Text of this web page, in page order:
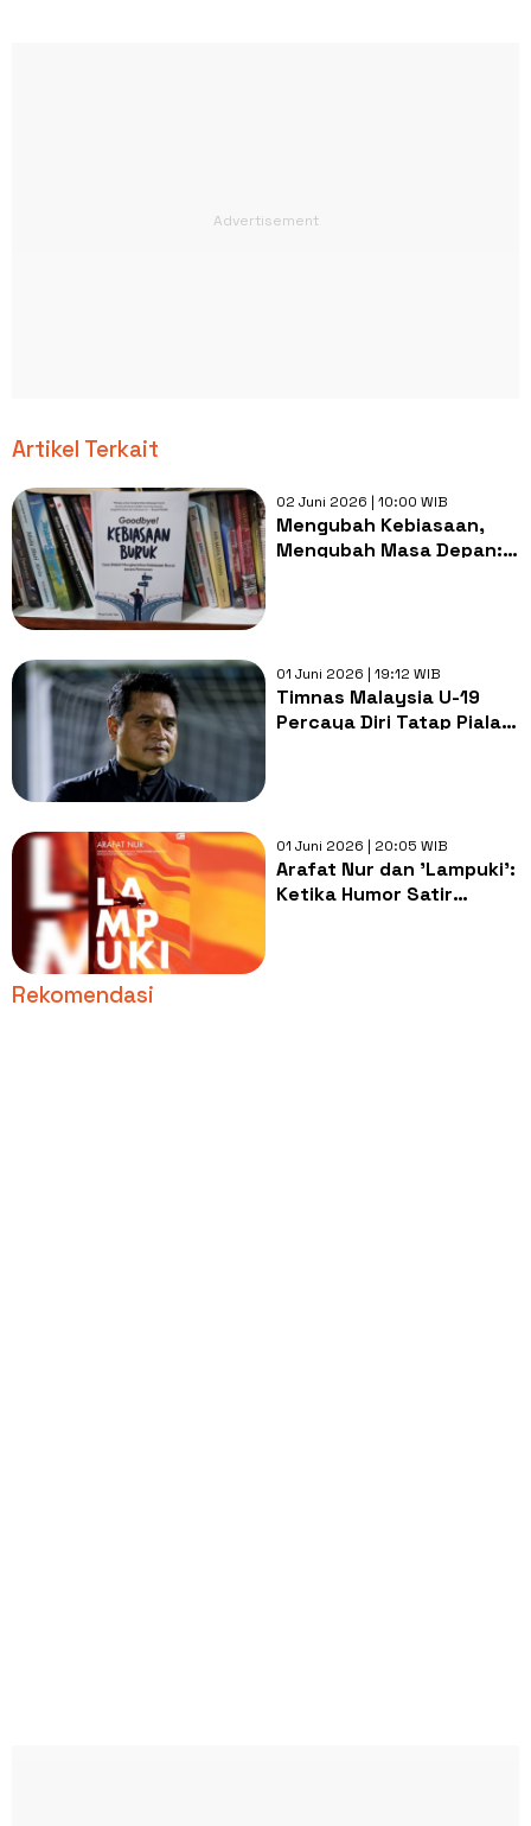
Artikel Terkait
02 Juni 2026 | 10:00 WIB
Mengubah Kebiasaan,
Mengubah Masa Depan:
01 Juni 2026 | 19:12 WIB
Timnas Malaysia U-19
Percaya Diri Tatap Piala
01 Juni 2026 | 20:05 WIB
Arafat Nur dan 'Lampuki':
Ketika Humor Satir
Rekomendasi